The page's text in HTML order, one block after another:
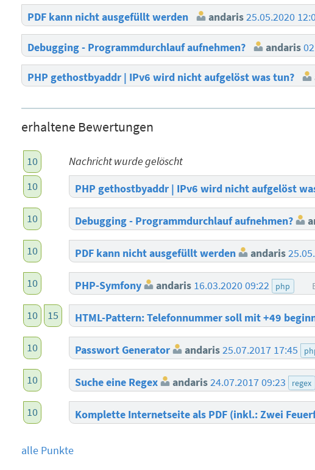
PDF kann nicht ausgefüllt werden andaris25.05.2020
Debugging - Programmdurchlauf aufnehmen? andaris
PHP gethostbyaddr | IPv6 wird nicht aufgelöst was tun?
erhaltene Bewertungen
10
Nachricht wurde gelöscht
10
PHP gethostbyaddr | IPv6 wird nicht aufgelöst
10 Debugging - Programmdurchlauf aufnehmen?
10 PDF kann nicht ausgefüllt werden andaris
10 PHP-Symfony andaris 16.03.2020 09:22 php
10 15 HTML-Pattern: Telefonnummer soll mit +49
10 Passwort Generator andaris25.07.2017 17:45
10 Suche eine Regex andaris24.07.2017 09:23 regex
10 Komplette Internetseite als PDF (inkl.: Zwei
alle Punkte